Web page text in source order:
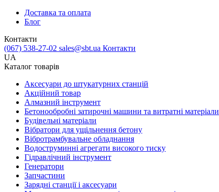
Доставка та оплата
Блог
Контакти
(067) 538-27-02 sales@sbt.ua Контакти
UA
Каталог товарів
Аксесуари до штукатурних станцій
Акційний товар
Алмазний інструмент
Бетонообробні затирочні машини та витратні матеріали
Будівельні матеріали
Вібратори для ущільнення бетону
Вібротрамбувальне обладнання
Водоструминні агрегати високого тиску
Гідравлічний інструмент
Генератори
Запчастини
Зарядні станції і аксесуари